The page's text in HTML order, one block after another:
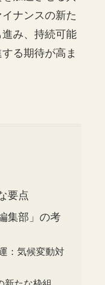
ナンスの新た
み、持続可能
る期待が高ま
要点
集部」の考
：気候変動対